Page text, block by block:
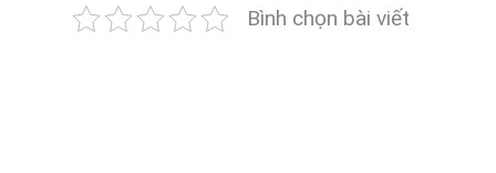
Bình chọn bài viết